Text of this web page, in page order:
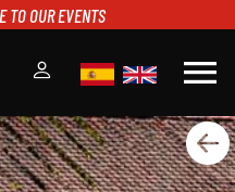
TO OUR EVENTS
menu